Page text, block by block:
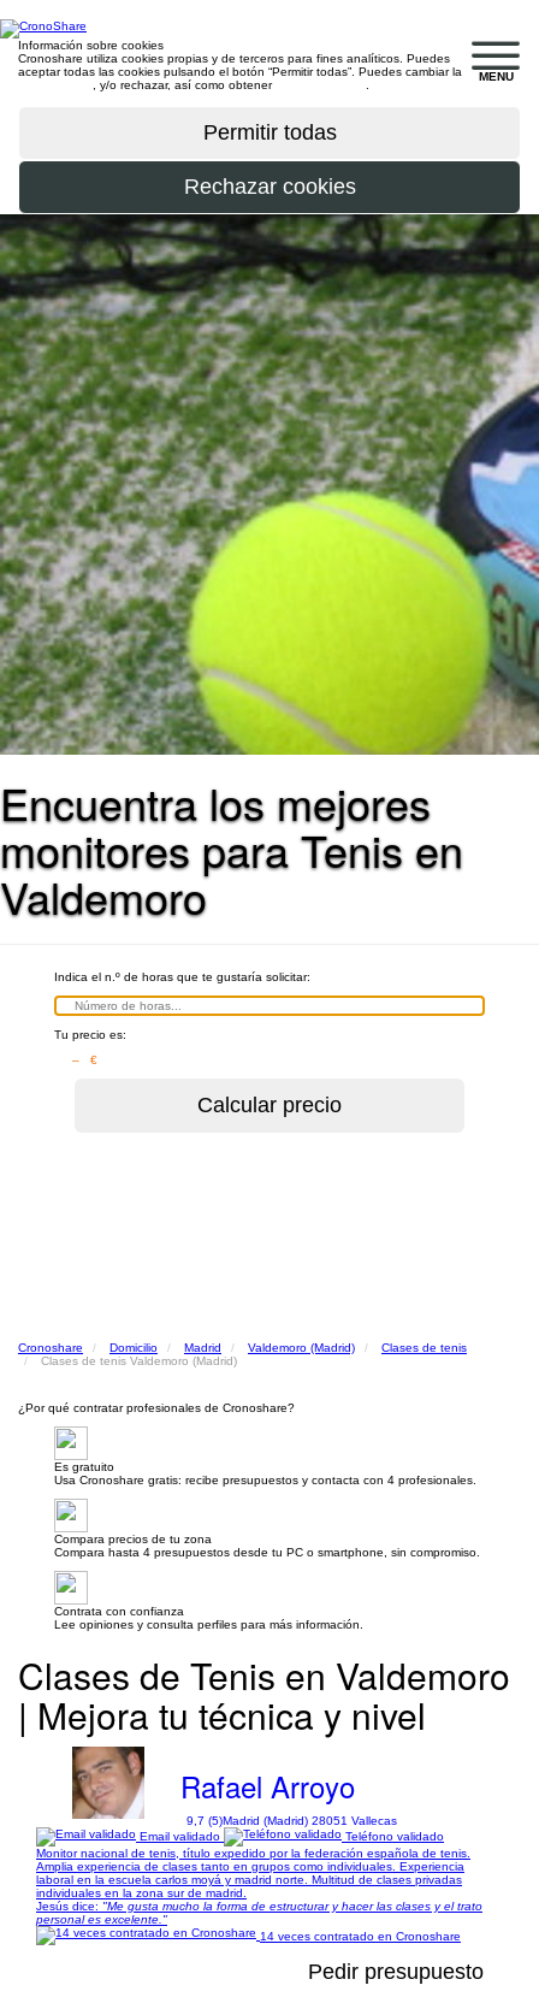
MENU
Información sobre cookies
Cronoshare utiliza cookies propias y de terceros para fines analíticos. Puedes
aceptar todas las cookies pulsando el botón “Permitir todas”. Puedes cambiar la
, y/o rechazar, así como obtener
Encuentra los mejores
monitores para Tenis en
Valdemoro
Indica el n.º de horas que te gustaría solicitar:
Tu precio es:
– €
Cronoshare Domicilio Madrid Valdemoro (Madrid)
Clases de tenis
Clases de tenis Valdemoro (Madrid)
¿Por qué contratar profesionales de Cronoshare?
Es gratuito
Usa Cronoshare gratis: recibe presupuestos y contacta con 4 profesionales.
Compara precios de tu zona
Compara hasta 4 presupuestos desde tu PC o smartphone, sin compromiso.
Contrata con confianza
Lee opiniones y consulta perfiles para más información.
Clases de Tenis en Valdemoro
| Mejora tu técnica y nivel
Rafael Arroyo
9,7 (5)Madrid (Madrid) 28051 Vallecas
Email validado
Teléfono validado
Monitor nacional de tenis, título expedido por la federación española de tenis.
Amplia experiencia de clases tanto en grupos como individuales. Experiencia
laboral en la escuela carlos moyá y madrid norte. Multitud de clases privadas
individuales en la zona sur de madrid.
Jesús dice: "Me gusta mucho la forma de estructurar y hacer las clases y el trato
personal es excelente."
14 veces contratado en Cronoshare
Pedir presupuesto